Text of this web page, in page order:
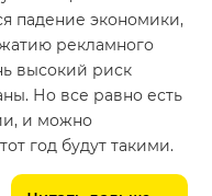
падение экономики,
рекламного
высокий риск
Но все равно есть
и можно
год будут такими.